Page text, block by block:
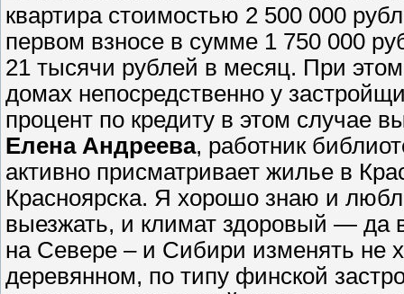
квартира стоимостью 2 500 000
первом взносе в сумме 1 750 000
21 тысячи рублей в месяц. При
домах непосредственно у
процент по кредиту в этом случае
Елена Андреева, работник
активно присматривает жилье в
Красноярска. Я хорошо знаю и
выезжать, и климат здоровый — да
на Севере – и Сибири изменять не
деревянном, по типу финской